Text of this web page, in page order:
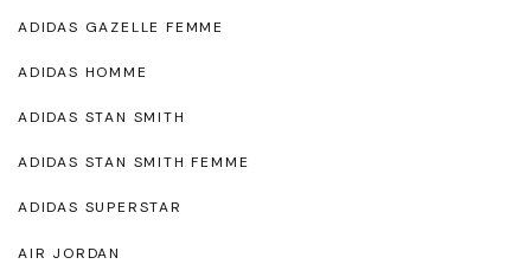
ADIDAS GAZELLE FEMME
ADIDAS HOMME
ADIDAS STAN SMITH
ADIDAS STAN SMITH FEMME
ADIDAS SUPERSTAR
AIR JORDAN